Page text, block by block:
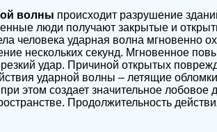
волны происходит разрушение
люди получают закрытые и
человека ударная волна мгновенно
нескольких секунд. Мгновенное
удар. Причиной открытых
ударной волны – летящие
этом создает значительное
Продолжительность